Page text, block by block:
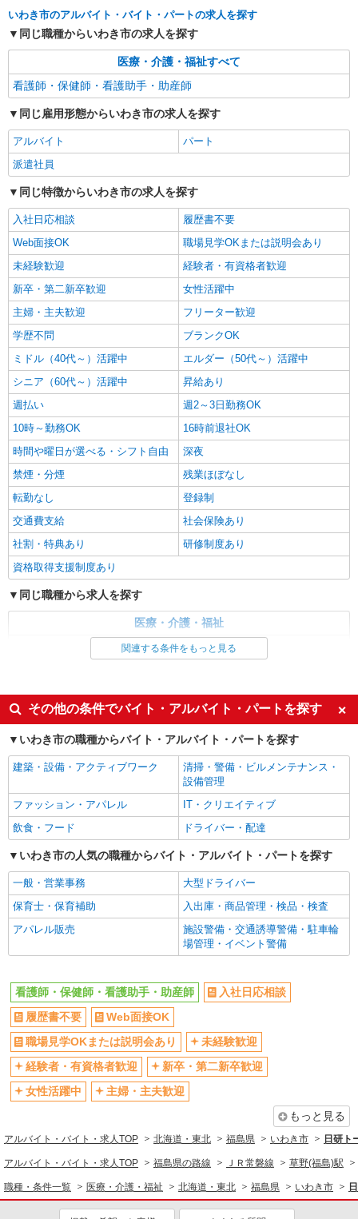
キープ 詳細を見る
株式会社kotrio /●SD-H-1975138
NEW
いわき市｜看護師さんのサポートスタッフ募
集♪医療行為なし
時給1350円〜2062円 ＜日払い有/週払い有/交
通費全支給(ガソリン代含む)＞
いわき市 ≪最寄駅≫いわき駅
キープ
派遣社員
株式会社kotrio /●SD-H-2066711
≪いわき市≫年齢不問！０からスタートでも
活躍できる看護助手♪
時給1350円〜2062円 ＜日払い有/週払い有/交
通費全支給(ガソリン代含む)＞
いわき市 ≪最寄駅≫いわき駅
キープ 詳細を見る
派遣社員
株式会社kotrio /●SD-H-2066754
NEW
高収入を目指したい方必見！未経験でも日収
1万〜可！看護助手
時給1350円〜2062円 ＜日払い有/週払い有/交
通費全支給(ガソリン代含む)＞
いわき市 ≪最寄駅≫いわき駅
キープ 詳細を見る
派遣社員
株式会社kotrio /●SD-H-1895931
育て世代から大人気♪
時給2000円〜2500円 ＜日払い有/週払い有/交
通費全支給(ガソリン代含む)＞
キープ 詳細を見る
派遣社員
株式会社kotrio /●SD-H-1993109
≪日払いOK！≫病院の看護助手＊即日勤務
も可能♪
時給1350円〜2062円 ＜日払い有/週払い有/交
通費全支給(ガソリン代含む)＞
いわき市 ≪最寄駅≫いわき駅
キープ 詳細を見る
派遣社員 NEW
いわき市★病院でお掃除/食事の配膳など♪★
時給1450円〜2062円 ＜日払い有/週払い有/交
通費全支給(ガソリン代含む)＞
いわき市 ≪最寄駅≫いわき駅
キープ 詳細を見る
業務委託
保健師・管理栄養士 特定保健指導
業所一括面談(対面) 1日：10,000円〜14,716円 ・
個別訪問(対面) 1件：4,286円〜5,239円 ・遠隔面
談 1件：1,500〜1,691円 ・電話支援 1件：
1,000円〜1,429円 ・ICTメール支援 1件：500円
【活動エリア】福島県いわき市及びその周辺
いわき市のアルバイト・バイト・パートの求人を探す
同じ職種からいわき市の求人を探す
医療・介護・福祉すべて
看護師・保健師・看護助手・助産師
同じ雇用形態からいわき市の求人を探す
アルバイト
パート
派遣社員
同じ特徴からいわき市の求人を探す
入社日応相談
履歴書不要
Web面接OK
職場見学OKまたは説明会あり
未経験歓迎
経験者・有資格者歓迎
新卒・第二新卒歓迎
女性活躍中
主婦・主夫歓迎
フリーター歓迎
学歴不問
ブランクOK
ミドル（40代～）活躍中
エルダー（50代～）活躍中
シニア（60代～）活躍中
昇給あり
週払い
週2～3日勤務OK
10時～勤務OK
16時前退社OK
時間や曜日が選べる・シフト自由
深夜
禁煙・分煙
残業ほぼなし
転勤なし
登録制
交通費支給
社会保険あり
社割・特典あり
研修制度あり
資格取得支援制度あり
同じ職種から求人を探す
医療・介護・福祉
看護師・保健師・看護助手・助産師
未経験歓迎
ミドル（40代～）活躍中
週2～3日勤務OK
深夜
交通費支給
社会保険あり
関連する条件をもっと見る
その他の条件でバイト・アルバイト・パートを探す
いわき市の職種からバイト・アルバイト・パートを探す
建築・設備・アクティブワーク
清掃・警備・ビルメンテナンス・
設備管理
ファッション・アパレル
IT・クリエイティブ
飲食・フード
ドライバー・配達
いわき市の人気の職種からバイト・アルバイト・パートを探す
一般・営業事務
大型ドライバー
保育士・保育補助
入出庫・商品管理・検品・検査
アパレル販売
施設警備・交通誘導警備・駐車輪
場管理・イベント警備
看護師・保健師・看護助手・助産師
入社日応相談
履歴書不要
Web面接OK
職場見学OKまたは説明会あり
未経験歓迎
経験者・有資格者歓迎
新卒・第二新卒歓迎
女性活躍中
主婦・主夫歓迎
もっと見る
アルバイト・バイト・求人TOP 北海道・東北 福島県 いわき市 日研ト
アルバイト・バイト・求人TOP 福島県の路線 ＪＲ常磐線 草野(福島)駅
職種・条件一覧 医療・介護・福祉 北海道・東北 福島県 いわき市